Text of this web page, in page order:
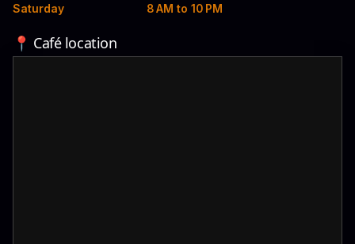
Saturday
8 AM to 10 PM
📍 Café location